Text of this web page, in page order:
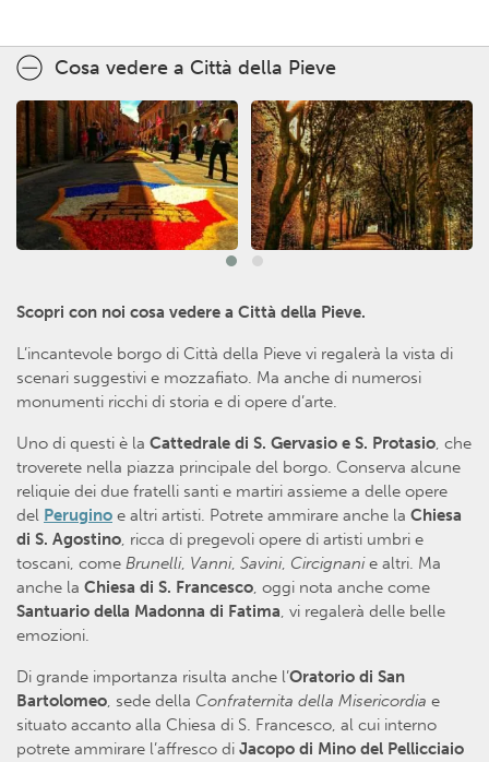
Cosa vedere a Città della Pieve
Scopri con noi cosa vedere a Città della Pieve.
L’incantevole borgo di Città della Pieve vi regalerà la vista di
scenari suggestivi e mozzafiato. Ma anche di numerosi
monumenti ricchi di storia e di opere d’arte.
Uno di questi è la Cattedrale di S. Gervasio e S. Protasio, che
troverete nella piazza principale del borgo. Conserva alcune
reliquie dei due fratelli santi e martiri assieme a delle opere
del Perugino e altri artisti. Potrete ammirare anche la Chiesa
di S. Agostino, ricca di pregevoli opere di artisti umbri e
toscani, come Brunelli, Vanni, Savini, Circignanie altri. Ma
anche la Chiesa di S. Francesco, oggi nota anche come
Santuario della Madonna di Fatima, vi regalerà delle belle
emozioni.
Di grande importanza risulta anche l’Oratorio di San
Bartolomeo, sede della Confraternita della Misericordia e
situato accanto alla Chiesa di S. Francesco, al cui interno
potrete ammirare l’affresco di Jacopo di Mino del Pellicciaio